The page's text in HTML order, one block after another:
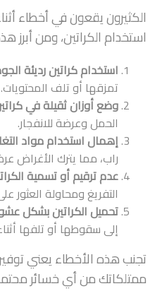
الكثيرون يقعون في أخطاء
استخدام الكراتين، ومن أبرز
استخدام كراتين رديئة
تمزقها أو تلف المحتويات.
وضع أوزان ثقيلة في
الحمل وعرضة للانفجار.
إهمال استخدام مواد
راب، مما يترك الأغراض
عدم ترقيم أو تسمية
التفريغ ومحاولة العثور
تحميل الكراتين بشكل
إلى سقوطها أو تلفها
تجنب هذه الأخطاء يعني
ممتلكاتك من أي خسائر